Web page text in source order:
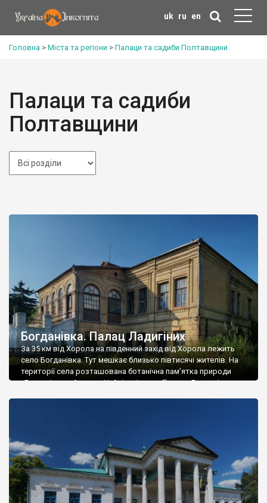
uk ru en
Головна > Міста та регіони > Палаци та садиби Полтавщини
Палаци та садиби
Полтавщини
Богданівка. Палац Ладигіних
За 35 км від Хорола на південний захід від Хорола лежить
село Богданівка. Тут мешкає близько півтисячі жителів. На
території села розташована ботанічна пам’ятка природи
«Богданівський парк». Найцікавішим об’єктом Богданівки є